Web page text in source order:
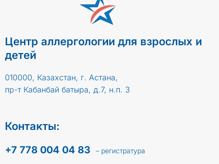
Центр аллергологии для взрослых и
детей
010000, Казахстан, г. Астана,
пр-т Кабанбай батыра, д.7, н.п. 3
Контакты:
+7 778 004 04 83 – регистратура